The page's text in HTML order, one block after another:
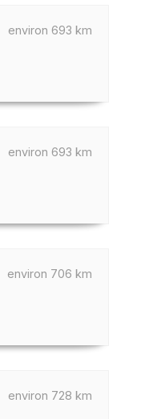
environ 693 km
environ 693 km
environ 706 km
environ 728 km